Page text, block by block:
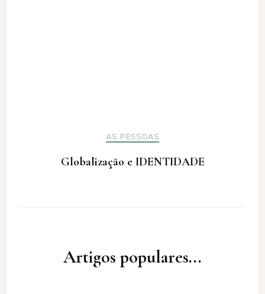
AS PESSOAS
Globalização e IDENTIDADE
Artigos populares...